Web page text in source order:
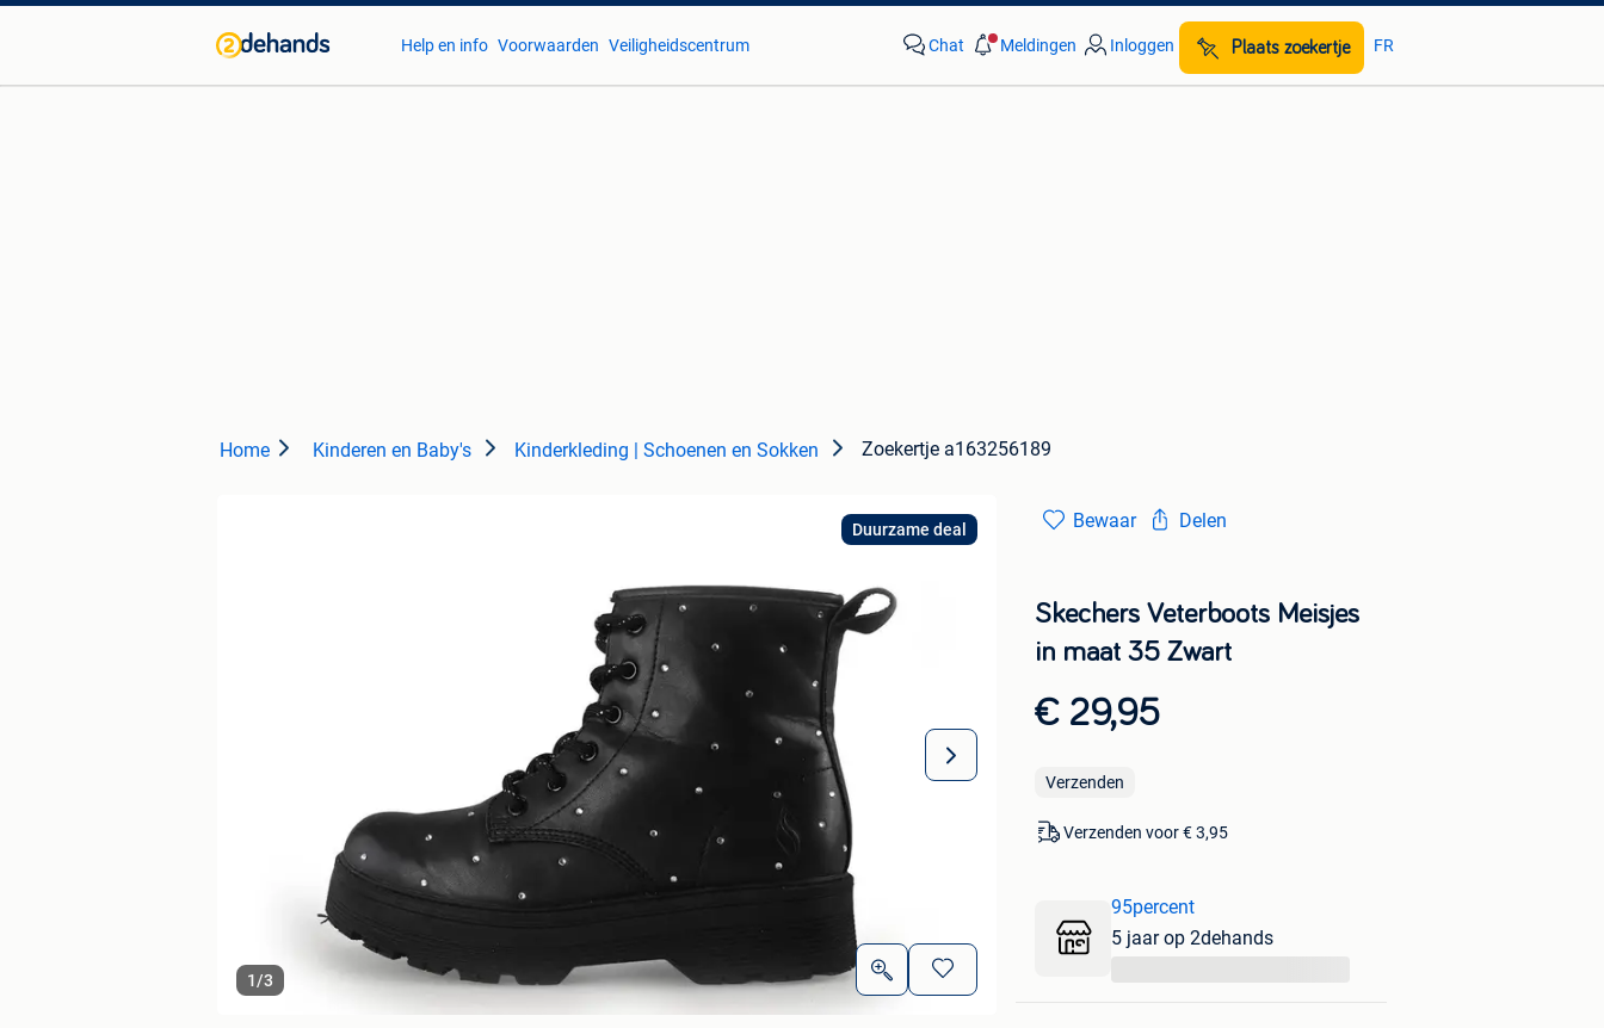
Help en info Voorwaarden Veiligheidscentrum Chat Meldingen Inloggen Plaats zoekertje FR
Home Kinderen en Baby's Kinderkleding | Schoenen en Sokken Zoekertje a163256189
Duurzame deal
1/3
Bewaar Delen
Skechers Veterboots Meisjes
in maat 35 Zwart
€ 29,95
Verzenden
Verzenden voor € 3,95
95percent
5 jaar op 2dehands